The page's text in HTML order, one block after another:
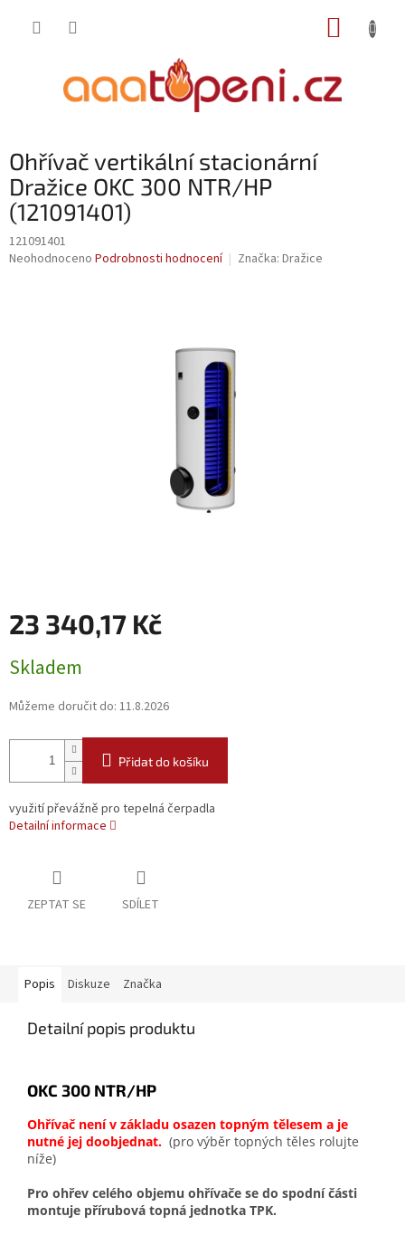
Ohřívač vertikální stacionární
Dražice OKC 300 NTR/HP
(121091401)
121091401
Průměrné
Neohodnoceno Podrobnosti hodnocení Značka: Dražice
23 340,17 Kč
cena:
Skladem
Můžeme doručit do: 11.8.2026
Přidat do košíku
využití převážně pro tepelná čerpadla
Detailní informace
ZEPTAT SE SDÍLET
Popis Diskuze Značka
Detailní popis produktu
OKC 300 NTR/HP
Ohřívač není v základu osazen topným tělesem a je
nutné jej doobjednat. (pro výběr topných těles rolujte
níže)
Pro ohřev celého objemu ohřívače se do spodní části
montuje přírubová topná jednotka TPK.